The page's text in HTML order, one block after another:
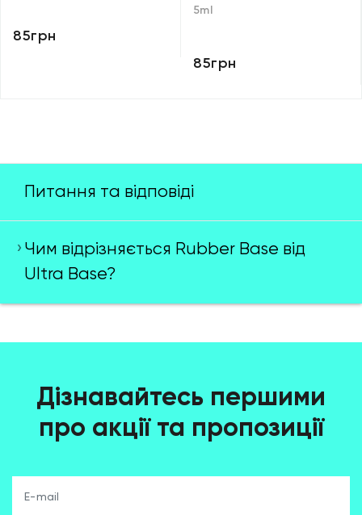
85грн
5ml
85грн
Питання та відповіді
Чим відрізняється Rubber Base від
Ultra Base?
Дізнавайтесь першими
про акції та пропозиції